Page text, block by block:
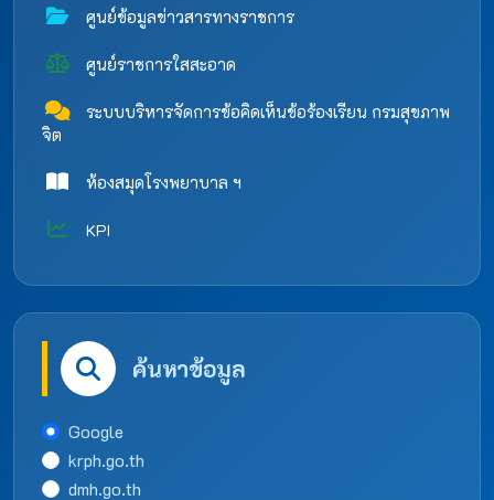
ศูนย์ข้อมูลข่าวสารทางราชการ
ศูนย์ราชการใสสะอาด
ระบบบริหารจัดการข้อคิดเห็นข้อร้องเรียน กรมสุขภาพ
จิต
ห้องสมุดโรงพยาบาล ฯ
KPI
ค้นหาข้อมูล
Google
krph.go.th
dmh.go.th